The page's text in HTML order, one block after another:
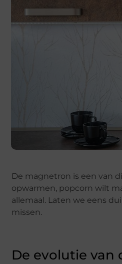
De magnetron is een van
opwarmen, popcorn wilt
allemaal. Laten we eens
missen.
De evolutie van